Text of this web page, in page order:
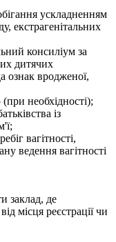
ускладненням
екстрагенітальних
консиліум за
дитячих
ознак вродженої,
необхідності);
із
вагітності,
ведення вагітності
заклад, де
місця реєстрації чи